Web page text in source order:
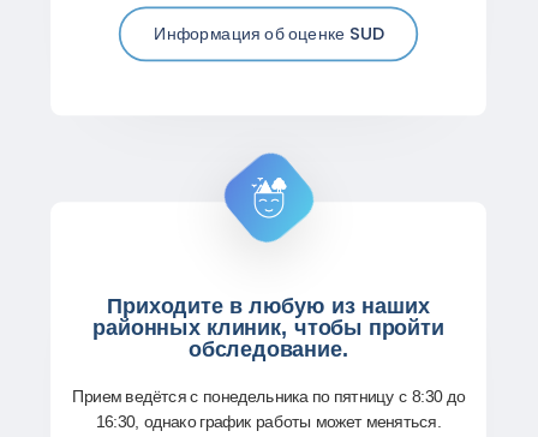
Информация об оценке SUD
Приходите в любую из наших
районных клиник, чтобы пройти
обследование.
Прием ведётся с понедельника по пятницу с 8:30 до
16:30, однако график работы может меняться.